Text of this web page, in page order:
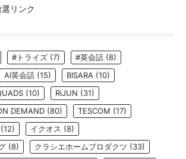
リンク
#トライズ (7) #英会話 (8)
AI英会話 (15) BISARA (10)
(10) RiJUN (31)
DEMAND (80) TESCOM (17)
(12) イクオス (8)
(8) クラシエホームプロダクツ (33)